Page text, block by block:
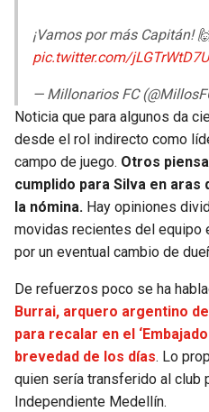
¡Vamos por más Capitán!
pic.twitter.com/jLGTrWtD7U
— Millonarios FC
Noticia que para algunos da
desde el rol indirecto como
campo de juego. Otros
cumplido para Silva en aras
la nómina. Hay opiniones
movidas recientes del equipo
por un eventual cambio de
De refuerzos poco se ha
Burrai, arquero argentino
para recalar en el
brevedad de los días. Lo
quien sería transferido al club
Independiente Medellín.